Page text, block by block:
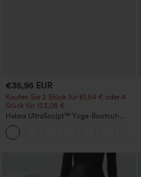
€35,95 EUR
Kaufen Sie 2 Stück für 61,54 € oder 4
Stück für 123,08 €.
Halara UltraSculpt™ Yoga-Bootcut-
Leggings mit hoher Taille,
bauchformender Unterstützung und
Tasche